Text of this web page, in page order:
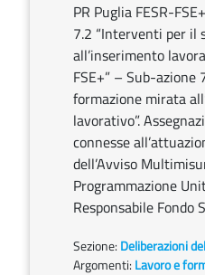
PR Puglia FESR-
7.2 “Interventi per il
all’inserimento
FSE+” – Sub-
formazione mirata
lavorativo”.
connesse
dell’Avviso
Programmazione
Responsabile Fondo
Sezione: Deliberazioni
Argomenti: Lavoro e